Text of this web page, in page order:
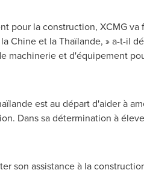
pour la construction, XCMG va
Chine et la Thaïlande, » a-t-il
machinerie et d'équipement
est au départ d'aider à
Dans sa détermination à
son assistance à la